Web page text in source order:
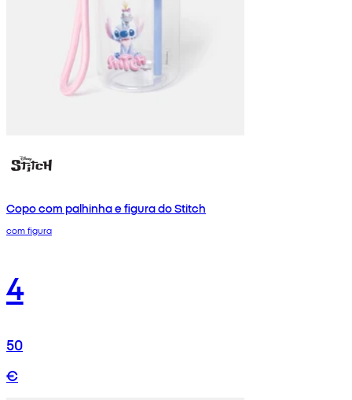
Copo com palhinha e figura do Stitch
com figura
4
50
€